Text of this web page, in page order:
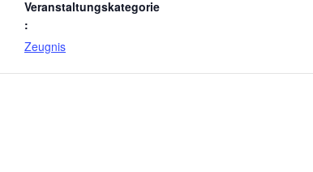
Veranstaltungskategorie
:
Zeugnis